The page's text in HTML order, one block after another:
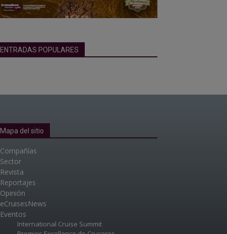
ENTRADAS POPULARES
Mapa del sitio
Compañías
Sector
Revista
Reportajes
Opinión
eCruisesNews
Eventos
International Cruise Summit